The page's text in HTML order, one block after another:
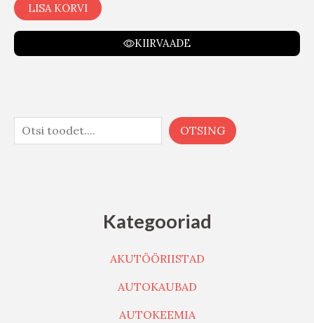
OTSING
Kategooriad
AKUTÖÖRIISTAD
AUTOKAUBAD
AUTOKEEMIA
LISA KORVI
KIIRVAADE